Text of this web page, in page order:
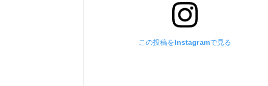
この投稿をInstagramで見る